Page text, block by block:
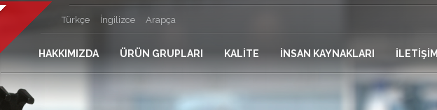
Türkçe İngilizce Arapça
HAKKIMIZDA ÜRÜN GRUPLARI KALİTE İNSAN KAYNAKLARI İLETİŞİM